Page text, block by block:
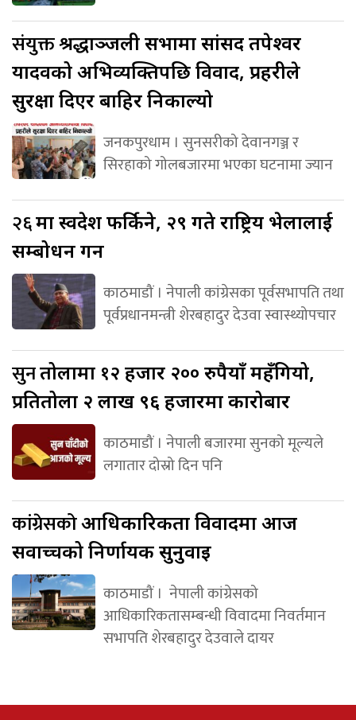
संयुक्तश्रद्धाञ्जली सभामा सांसद तपेश्वर
यादवको अभिव्यक्तिपछि विवाद, प्रहरीले
सुरक्षा दिएर बाहिर निकाल्यो
जनकपुरधाम । सुनसरीको देवानगञ्ज र
सिरहाको गोलबजारमा भएका घटनामा ज्यान
२६मा स्वदेश फर्किने, २९ गते राष्ट्रिय भेलालाई
सम्बोधन गर्ने
काठमाडौं । नेपाली कांग्रेसका पूर्वसभापति तथा
पूर्वप्रधानमन्त्री शेरबहादुर देउवा स्वास्थ्योपचार
सुनतोलामा १२ हजार २०० रुपैयाँ महँगियो,
प्रतितोला २ लाख ९६ हजारमा कारोबार
काठमाडौं । नेपाली बजारमा सुनको मूल्यले
लगातार दोस्रो दिन पनि
कांग्रेसकोआधिकारिकता विवादमा आज
सर्वोच्चको निर्णायक सुनुवाइ
काठमाडौं । नेपाली कांग्रेसको
आधिकारिकतासम्बन्धी विवादमा निवर्तमान
सभापति शेरबहादुर देउवाले दायर